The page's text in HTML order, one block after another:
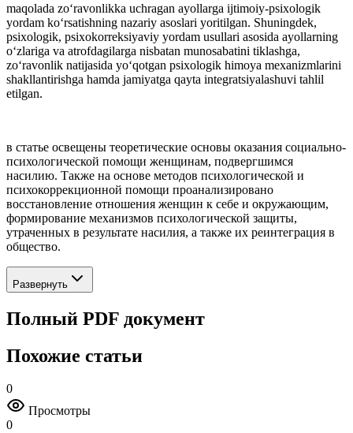
maqolada zo‘ravonlikka uchragan ayollarga ijtimoiy-psixologik
yordam ko‘rsatishning nazariy asoslari yoritilgan. Shuningdek,
psixologik, psixokorreksiyaviy yordam usullari asosida ayollarning
o‘zlariga va atrofdagilarga nisbatan munosabatini tiklashga,
zo‘ravonlik natijasida yo‘qotgan psixologik himoya mexanizmlarini
shakllantirishga hamda jamiyatga qayta integratsiyalashuvi tahlil
etilgan.
в статье освещены теоретические основы оказания социально-
психологической помощи женщинам, подвергшимся
насилию. Также на основе методов психологической и
психокоррекционной помощи проанализировано
восстановление отношения женщин к себе и окружающим,
формирование механизмов психологической защиты,
утраченных в результате насилия, а также их реинтеграция в
общество.
Развернуть
Полный PDF документ
Похожие статьи
0
Просмотры
0